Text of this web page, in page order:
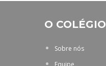
O COLÉGIO
Sobre nós
Equipe